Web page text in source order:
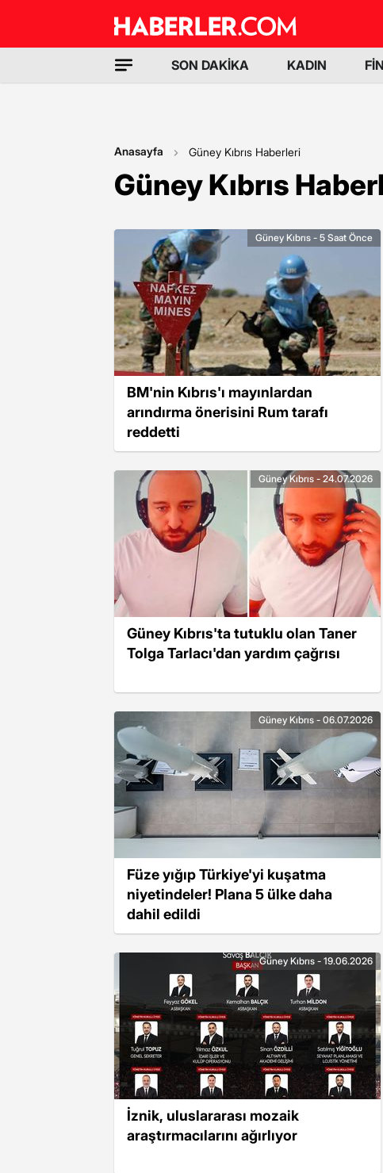
SON DAKİKA KADIN
Anasayfa Güney Kıbrıs Haberleri
Güney Kıbrıs
BM'nin Kıbrıs'ı mayınlardan
arındırma önerisini Rum tarafı
reddetti
Güney Kıbrıs - 5 Saat Önce
Güney Kıbrıs'ta tutuklu olan Taner
Tolga Tarlacı'dan yardım çağrısı
Güney Kıbrıs - 24.07.2026
Füze yığıp Türkiye'yi kuşatma
niyetindeler! Plana 5 ülke daha
dahil edildi
Güney Kıbrıs - 06.07.2026
İznik, uluslararası mozaik
araştırmacılarını ağırlıyor
Güney Kıbrıs - 19.06.2026